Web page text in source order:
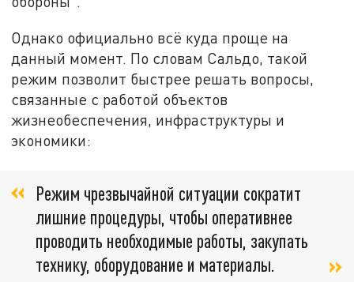
Однако официально всё куда проще на
данный момент. По словам Сальдо, такой
режим позволит быстрее решать вопросы,
связанные с работой объектов
жизнеобеспечения, инфраструктуры и
экономики:
Режим чрезвычайной ситуации сократит
лишние процедуры, чтобы оперативнее
проводить необходимые работы, закупать
технику, оборудование и материалы.